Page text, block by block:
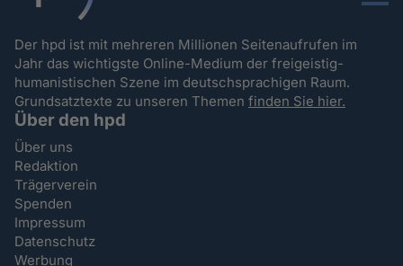
Der hpd ist mit mehreren Millionen Seitenaufrufen im
Jahr das wichtigste Online-Medium der freigeistig-
humanistischen Szene im deutschsprachigen Raum.
Grundsatztexte zu unseren Themenfinden Sie hier.
Über den hpd
Über uns
Redaktion
Trägerverein
Spenden
Impressum
Datenschutz
Werbung